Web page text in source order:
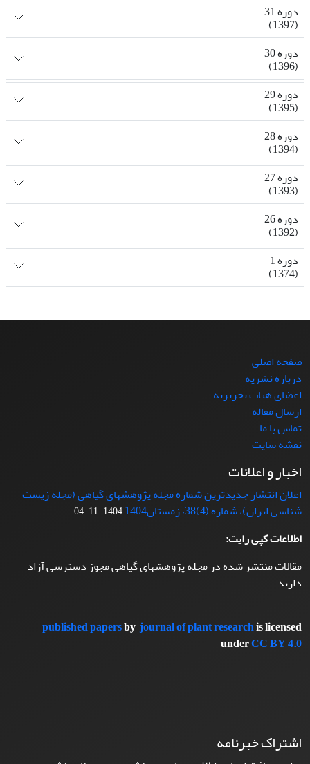
دوره 31
(1397)
دوره 30
(1396)
دوره 29
(1395)
دوره 28
(1394)
دوره 27
(1393)
دوره 26
(1392)
دوره 1
(1374)
صفحه اصلی
درباره نشریه
اعضای هیات تحریریه
ارسال مقاله
تماس با ما
نقشه سایت
اخبار و اعلانات
اعلان انتشار جدیدترین شماره مجله پژوهشهای گیاهی (مجله زیست
شناسی ایران)، شماره (4)38، زمستان1404
1404-11-04
اطلاعات کپی رایت:
مقالات منتشر شده در مجله پژوهشهای گیاهی مجوز دسترسی آزاد
دارند.
published papersbyjournal of plant researchis licensed
underCC BY 4.0
اشتراک خبرنامه